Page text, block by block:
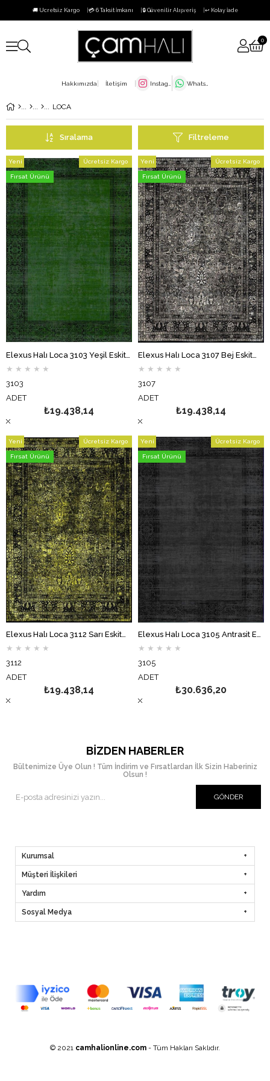
🚚 Ücretsiz Kargo 💳 6 Taksit İmkanı 🔒 Güvenilir Alışveriş ↩️ Kolay İade
0
Hakkımızda İletişim
LOCA
Filtreleme
Sıralama
★ ★ ★ ★ ★
3103
ADET
₺19.438,14
Ücretsiz Kargo
Yeni
Ürün
Fırsat Ürünü
★ ★ ★ ★ ★
3107
ADET
₺19.438,14
Ücretsiz Kargo
Yeni
Ürün
Fırsat Ürünü
Elexus Halı Loca 3112 Sarı Eskitme Desenli Makine Halısı
★ ★ ★ ★ ★
3112
ADET
₺19.438,14
Ücretsiz Kargo
Yeni
Ürün
Fırsat Ürünü
Elexus Halı Loca 3105 Antrasit Eskitme Desenli Makine Halısı
★ ★ ★ ★ ★
3105
ADET
₺30.636,20
Ücretsiz Kargo
Yeni
Ürün
Fırsat Ürünü
BIZDEN HABERLER
Bültenimize Üye Olun ! Tüm İndirim ve Fırsatlardan İlk Sizin Haberiniz
Olsun !
GÖNDER
Kurumsal
Müşteri İlişkileri
Yardım
Sosyal Medya
© 2021 camhalionline.com - Tüm Hakları Saklıdır.